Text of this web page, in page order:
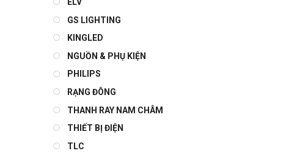
GS LIGHTING
KINGLED
NGUỒN & PHỤ KIỆN
PHILIPS
RẠNG ĐÔNG
THANH RAY NAM CHÂM
THIẾT BỊ ĐIỆN
TLC